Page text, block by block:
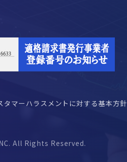
タマーハラスメントに対する基本方針
All Rights Reserved.